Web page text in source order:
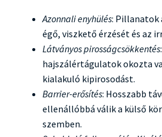
Azonnali enyhülés: Pillanatok
égő, viszkető érzését és az
Látványos pirosságcsökkentés
hajszálértágulatok okozta
kialakuló kipirosodást.
Barrier-erősítés: Hosszabb
ellenállóbbá válik a külső
szemben.